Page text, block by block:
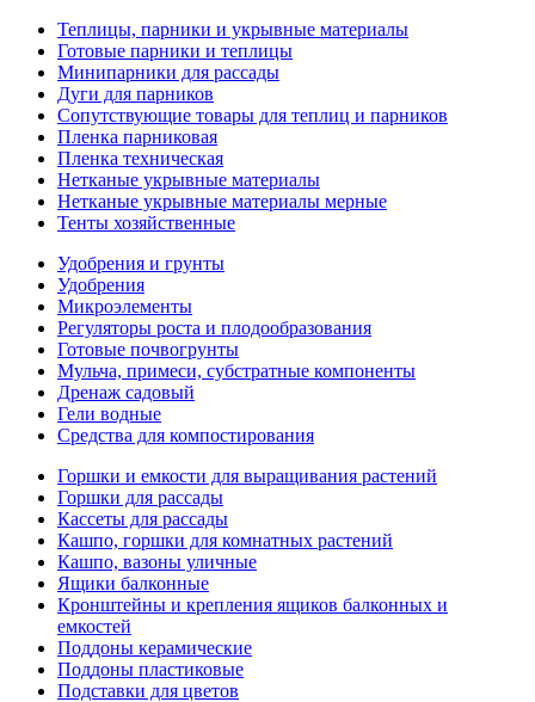
Теплицы, парники и укрывные материалы
Готовые парники и теплицы
Минипарники для рассады
Дуги для парников
Сопутствующие товары для теплиц и парников
Пленка парниковая
Пленка техническая
Нетканые укрывные материалы
Нетканые укрывные материалы мерные
Тенты хозяйственные
Удобрения и грунты
Удобрения
Микроэлементы
Регуляторы роста и плодообразования
Готовые почвогрунты
Мульча, примеси, субстратные компоненты
Дренаж садовый
Гели водные
Средства для компостирования
Горшки и емкости для выращивания растений
Горшки для рассады
Кассеты для рассады
Кашпо, горшки для комнатных растений
Кашпо, вазоны уличные
Ящики балконные
Кронштейны и крепления ящиков балконных и
емкостей
Поддоны керамические
Поддоны пластиковые
Подставки для цветов